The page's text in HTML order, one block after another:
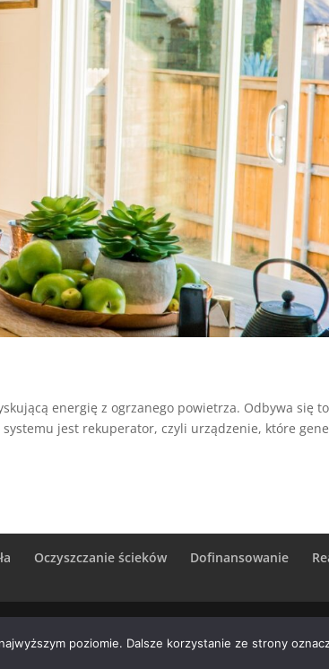
energię z ogrzanego powietrza. Odbywa się
jest rekuperator, czyli urządzenie, które
Oczyszczanie ścieków Dofinansowanie
poziomie. Dalsze korzystanie ze strony